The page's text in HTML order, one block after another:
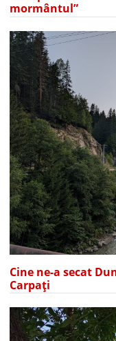
mormântul”
Cine ne-a secat
Carpați